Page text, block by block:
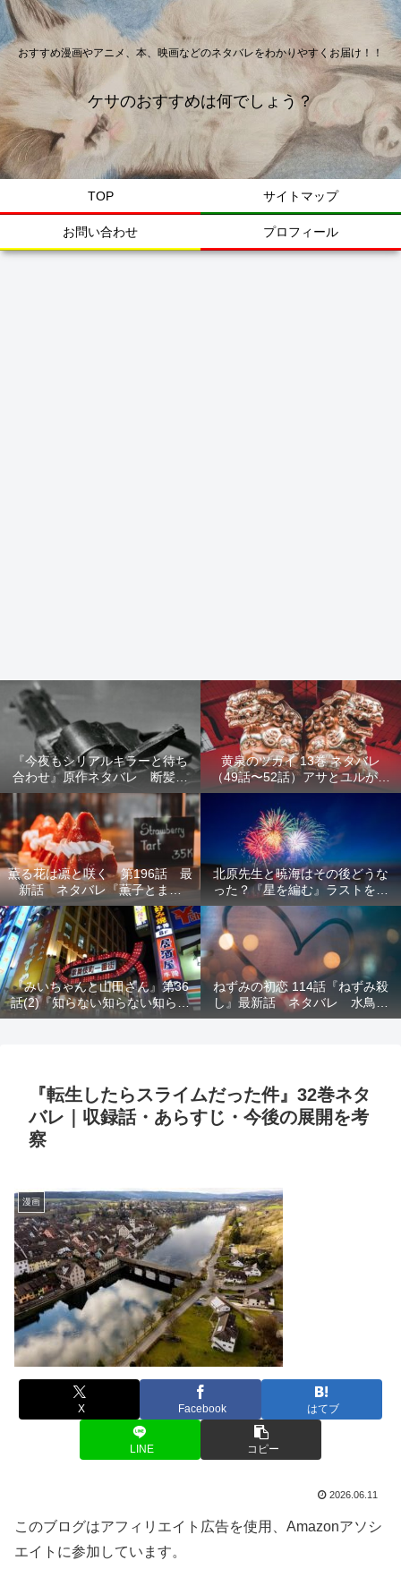
おすすめ漫画やアニメ、本、映画などのネタバレをわかりやすくお届け！！
ケサのおすすめは何でしょう？
TOP サイトマップ
お問い合わせ プロフィール
『今夜もシリアルキラーと待ち
合わせ』原作ネタバレ 断髪オ
ブジェ殺人事件 犯人の正体や
結末を解説
黄泉のツガイ 13巻 ネタバレ
（49話〜52話）アサとユルが家
出！西ノ村の真実とヒカルの決
意を解説
薫る花は凛と咲く 第196話 最
新話 ネタバレ『薫子とまど
か』
北原先生と暁海はその後どうな
った？『星を編む』ラストをネ
タバレ解説
『みいちゃんと山田さん』第36
話(2)『知らない知らない知らな
い』最新話 ネタバレ 犯人確
ねずみの初恋 114話『ねずみ殺
し』最新話 ネタバレ 水鳥死
亡 鯆を殺すか
『転生したらスライムだった件』32巻ネタ
バレ｜収録話・あらすじ・今後の展開を考
察
漫画
X Facebook はてブ
LINE コピー
2026.06.11
このブログはアフィリエイト広告を使用、Amazonアソシ
エイトに参加しています。